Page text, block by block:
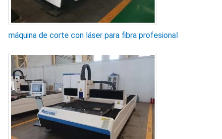
máquina de corte con láser para fibra profesional